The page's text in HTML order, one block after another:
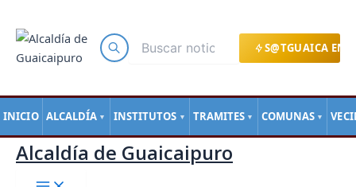
S@TGUAICA EN
INICIO ALCALDÍA ▼ INSTITUTOS ▼ TRAMITES ▼ COMUNAS ▼
contenido
Alcaldía de Guaicaipuro
de
entradas